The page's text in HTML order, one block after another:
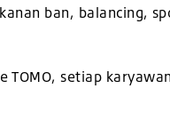
ban, balancing,
TOMO, setiap